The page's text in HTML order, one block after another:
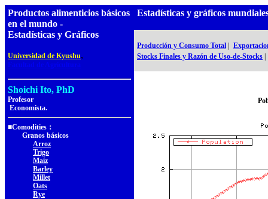
Productos alimenticios básicos
en el mundo -
Estadísticas y Gráficos
Universidad de Kyushu,
Facultad de Agricultura
Shoichi Ito, PhD
Profesor
Economista.
■Comodities：
Granos básicos
Arroz
Trigo
Maíz
Barley
Millet
Oats
Rye
Estadísticas y gráficos
Producción y Consumo Total
Stocks Finales y Razón de Uso-de-Stocks